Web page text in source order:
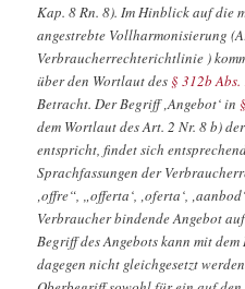
Kap. 8 Rn. 8). Im Hinblick auf die
angestrebte Vollharmonisierung
Verbraucherrechterichtlinie )
über den Wortlaut des § 312b Abs.
Betracht. Der Begriff ‚Angebot‘ in
dem Wortlaut des Art. 2 Nr. 8 b)
entspricht, findet sich
Sprachfassungen der
‚offre“, „offerta‘, ‚oferta‘,
Verbraucher bindende Angebot
Begriff des Angebots kann mit
dagegen nicht gleichgesetzt